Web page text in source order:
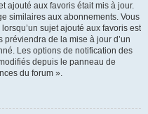
ajouté aux favoris était mis à jour.
similaires aux abonnements. Vous
sujet ajouté aux favoris est
préviendra de la mise à jour d’un
Les options de notification des
depuis le panneau de
du forum ».